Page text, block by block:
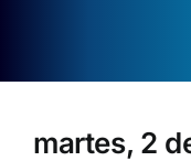
martes, 2